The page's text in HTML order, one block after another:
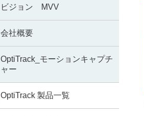
ビジョン MVV
会社概要
OptiTrack_モーションキャプチ
ャー
OptiTrack 製品一覧